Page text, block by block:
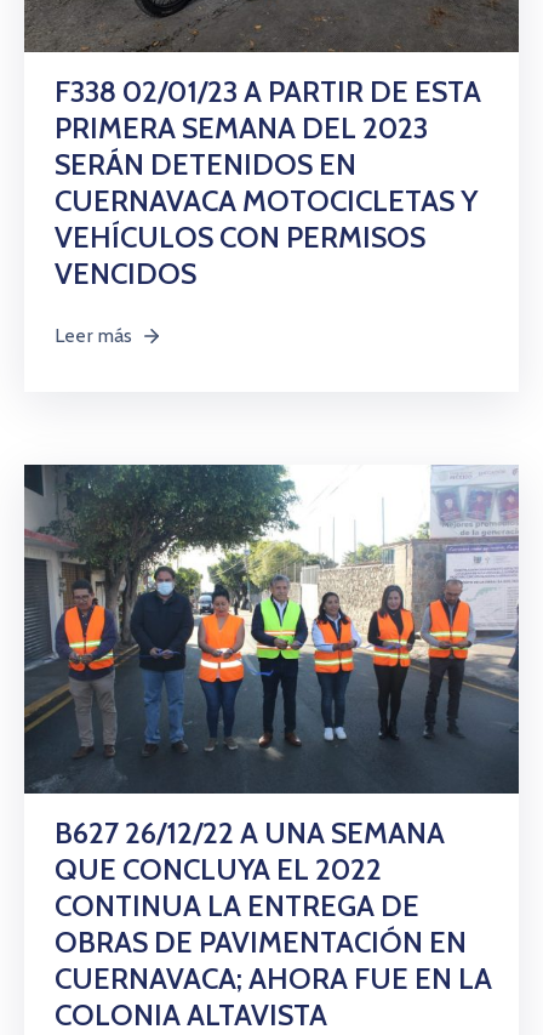
F338 02/01/23 A PARTIR DE ESTA
PRIMERA SEMANA DEL 2023
SERÁN DETENIDOS EN
CUERNAVACA MOTOCICLETAS Y
VEHÍCULOS CON PERMISOS
VENCIDOS
Leer más
B627 26/12/22 A UNA SEMANA
QUE CONCLUYA EL 2022
CONTINUA LA ENTREGA DE
OBRAS DE PAVIMENTACIÓN EN
CUERNAVACA; AHORA FUE EN LA
COLONIA ALTAVISTA